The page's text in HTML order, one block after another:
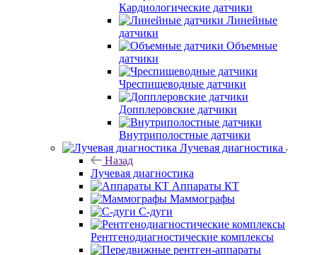
Кардиологические датчики
Линейные
датчики
Объемные
датчики
Чреспищеводные датчики
Допплеровские датчики
Внутриполостные датчики
Лучевая диагностика
Назад
Лучевая диагностика
Аппараты КТ
Маммографы
С-дуги
Рентгенодиагностические комплексы